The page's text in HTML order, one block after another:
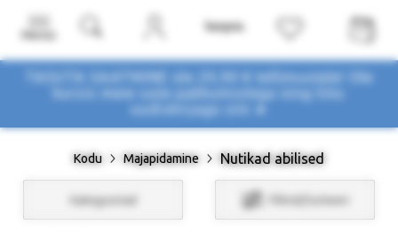
TASUTA SAATMINE üle 29,90 € tellimustele! Ole
kursis meie uute pakkumistega
uudiskirjaga siin ➤
Kodu Majapidamine Nutikad abilised
Kategooriad Filtrid/Sorteeri